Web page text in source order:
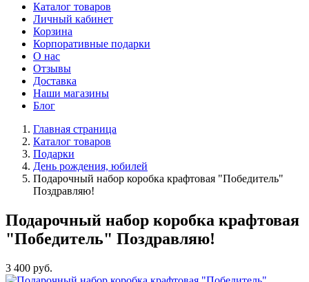
Каталог товаров
Личный кабинет
Корзина
Корпоративные подарки
О нас
Отзывы
Доставка
Наши магазины
Блог
Главная страница
Каталог товаров
Подарки
День рождения, юбилей
Подарочный набор коробка крафтовая "Победитель"
Поздравляю!
Подарочный набор коробка крафтовая
"Победитель" Поздравляю!
3 400 руб.